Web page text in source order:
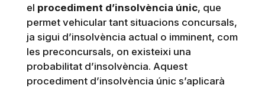
el procediment d’insolvència únic, que
permet vehicular tant situacions concursals,
ja sigui d’insolvència actual o imminent, com
les preconcursals, on existeixi una
probabilitat d’insolvència. Aquest
procediment d’insolvència únic s’aplicarà